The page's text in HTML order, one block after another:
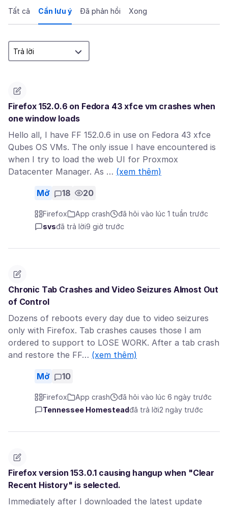
Tất cả Cần lưu ý Đã phản hồi Xong
Firefox 152.0.6 on Fedora 43 xfce vm crashes when
one window loads
Hello all, I have FF 152.0.6 in use on Fedora 43 xfce
Qubes OS VMs. The only issue I have encountered is
when I try to load the web UI for Proxmox
Datacenter Manager. As … (xem thêm)
Mở 18 20
Firefox App crash
đã hỏi vào lúc 1 tuần trước
svsđã trả lời9 giờ trước
Chronic Tab Crashes and Video Seizures Almost Out
of Control
Dozens of reboots every day due to video seizures
only with Firefox. Tab crashes causes those I am
ordered to support to LOSE WORK. After a tab crash
and restore the FF… (xem thêm)
Mở 10
Firefox App crash
đã hỏi vào lúc 6 ngày trước
Tennessee Homesteadđã trả lời2 ngày trước
Firefox version 153.0.1 causing hangup when "Clear
Recent History" is selected.
Immediately after I downloaded the latest update